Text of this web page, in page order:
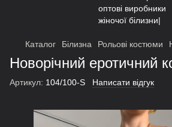
Каталог Білизна Рольові костюми
Новорічний еротичний
Артикул: 104/100-S Написати відгук